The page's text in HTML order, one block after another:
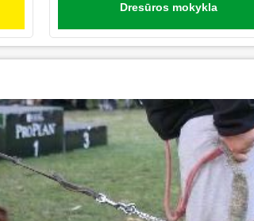
Dresūros mokykla